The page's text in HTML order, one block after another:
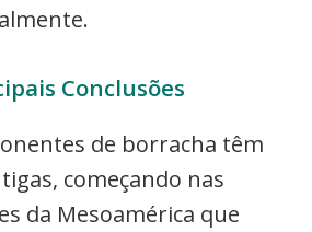
Conclusões
de borracha têm
começando nas
da Mesoamérica que